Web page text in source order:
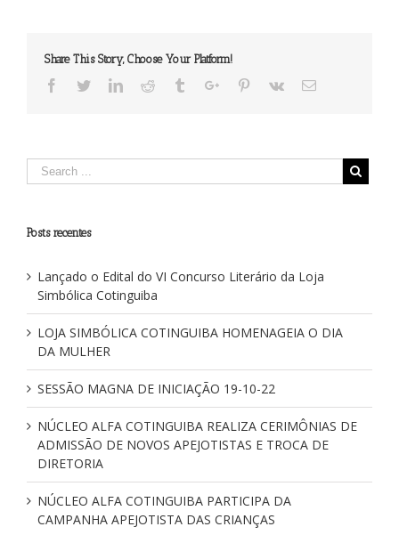
Maçonaria…
Share This Story, Choose Your Platform!
Facebook
TwitterLinkedinReddit TumblrGoogle+Pinterest
Vk Email
Posts recentes
Lançado o Edital do VI Concurso Literário da Loja
Simbólica Cotinguiba
LOJA SIMBÓLICA COTINGUIBA HOMENAGEIA O DIA
DA MULHER
SESSÃO MAGNA DE INICIAÇÃO 19-10-22
NÚCLEO ALFA COTINGUIBA REALIZA CERIMÔNIAS DE
ADMISSÃO DE NOVOS APEJOTISTAS E TROCA DE
DIRETORIA
NÚCLEO ALFA COTINGUIBA PARTICIPA DA
CAMPANHA APEJOTISTA DAS CRIANÇAS